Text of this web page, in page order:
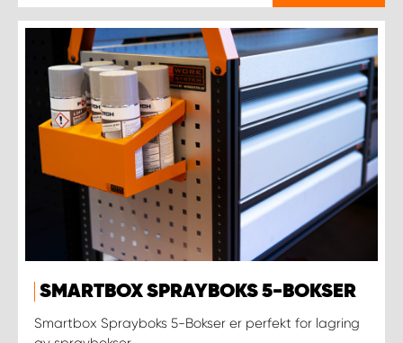
SMARTBOX SPRAYBOKS 5-BOKSER
Smartbox Sprayboks 5-Bokser er perfekt for lagring